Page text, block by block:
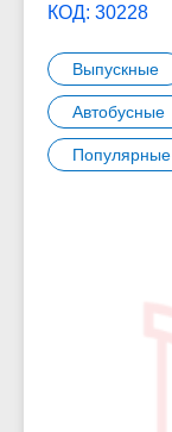
КОД: 30228
Выпускные
Автобусные
Популярные